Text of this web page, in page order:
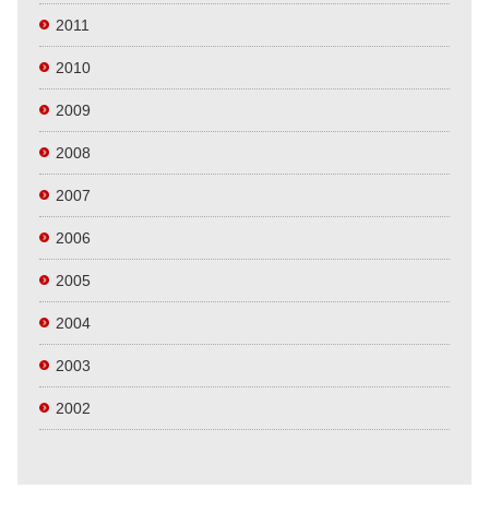
2011
2010
2009
2008
2007
2006
2005
2004
2003
2002